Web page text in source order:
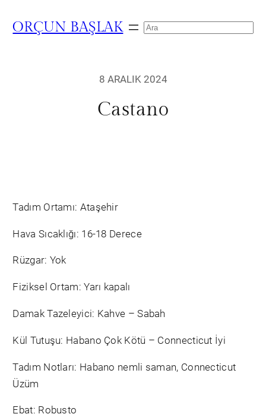
ORÇUN BAŞLAK Search
8 ARALIK 2024
Castano
Tadım Ortamı: Ataşehir
Hava Sıcaklığı: 16-18 Derece
Rüzgar: Yok
Fiziksel Ortam: Yarı kapalı
Damak Tazeleyici: Kahve – Sabah
Kül Tutuşu: Habano Çok Kötü – Connecticut İyi
Tadım Notları: Habano nemli saman, Connecticut
Üzüm
Ebat: Robusto